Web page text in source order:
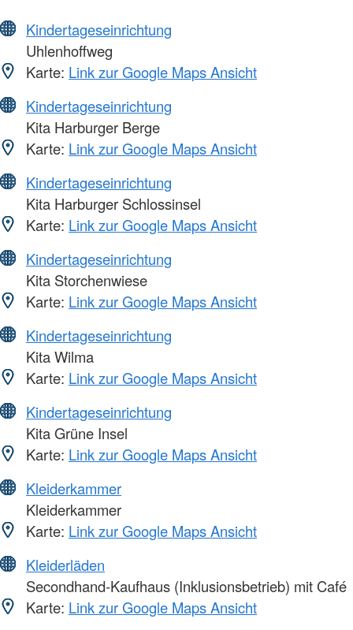
Kindertageseinrichtung
Uhlenhoffweg
Karte: Link zur Google Maps Ansicht
Kindertageseinrichtung
Kita Harburger Berge
Karte: Link zur Google Maps Ansicht
Kindertageseinrichtung
Kita Harburger Schlossinsel
Karte: Link zur Google Maps Ansicht
Kindertageseinrichtung
Kita Storchenwiese
Karte: Link zur Google Maps Ansicht
Kindertageseinrichtung
Kita Wilma
Karte: Link zur Google Maps Ansicht
Kindertageseinrichtung
Kita Grüne Insel
Karte: Link zur Google Maps Ansicht
Kleiderkammer
Kleiderkammer
Karte: Link zur Google Maps Ansicht
Kleiderläden
Secondhand-Kaufhaus (Inklusionsbetrieb) mit Café
Karte: Link zur Google Maps Ansicht